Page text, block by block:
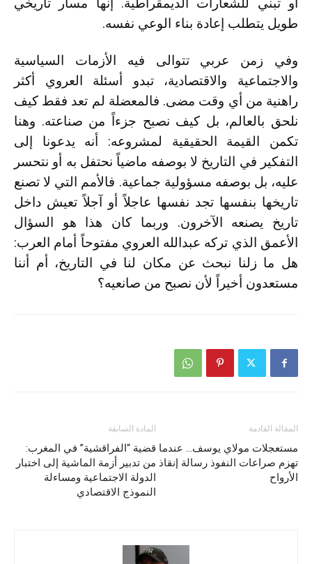
أو تبني للشعارات الديمقراطية. إنها مسار تاريخي
طويل يتطلب إعادة بناء الوعي نفسه.
وفي زمن عربي تتوالى فيه الأزمات السياسية
والاجتماعية والاقتصادية، تبدو أسئلة العروي أكثر
راهنية من أي وقت مضى. فالمعضلة لم تعد فقط كيف
نلحق بالعالم، بل كيف نصبح جزءاً من صناعته. وهنا
تكمن القيمة الحقيقية لمشروعه: أنه يدعونا إلى
التفكير في التاريخ لا بوصفه ماضياً نحتفل به أو نتحسر
عليه، بل بوصفه مسؤولية جماعية. فالأمم التي لا تصنع
تاريخها بنفسها تجد نفسها عاجلاً أو آجلاً تعيش داخل
تاريخ يصنعه الآخرون. وربما كان هذا هو السؤال
الأعمق الذي تركه عبدالله العروي مفتوحاً أمام العرب:
هل ما زلنا نبحث عن مكان لنا في التاريخ، أم أننا
مستعدون أخيراً لأن نصبح من صانعيه؟
المادة السابقة
قضية “الفراقشية” في المغرب:
من تدبير أزمة الماشية إلى اختبار
الدولة الاجتماعية ومساءلة
النموذج الاقتصادي
المقالة القادمة
مستعجلات مولاي يوسف… عندما
تهزم صراعات النفوذ رسالة إنقاذ
الأرواح